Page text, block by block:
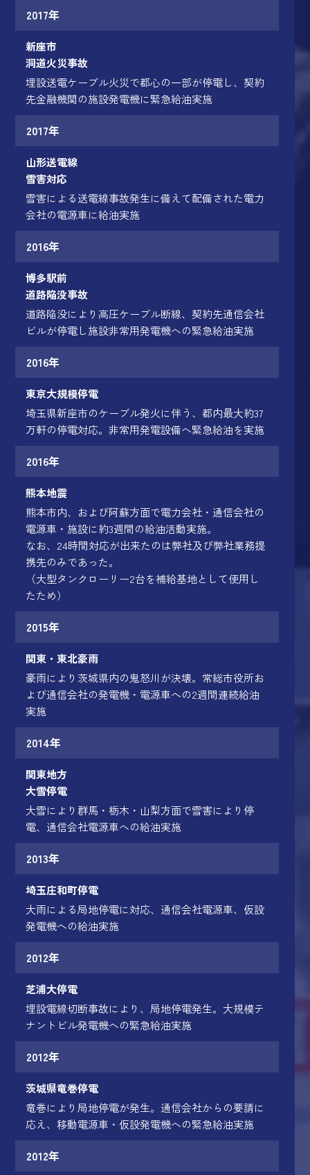
2017年
新座市
洞道火災事故
埋設送電ケーブル火災で都心の一部が停電し、契約
先金融機関の施設発電機に緊急給油実施
2017年
山形送電線
雪害対応
雪害による送電線事故発生に備えて配備された電力
会社の電源車に給油実施
2016年
博多駅前
道路陥没事故
道路陥没により高圧ケーブル断線、契約先通信会社
ビルが停電し施設非常用発電機への緊急給油実施
2016年
東京大規模停電
埼玉県新座市のケーブル発火に伴う、都内最大約37
万軒の停電対応。非常用発電設備へ緊急給油を実施
2016年
熊本地震
熊本市内、および阿蘇方面で電力会社・通信会社の
電源車・施設に約3週間の給油活動実施。
なお、24時間対応が出来たのは弊社及び弊社業務提
携先のみであった。
（大型タンクローリー2台を補給基地として使用し
たため）
2015年
関東・東北豪雨
豪雨により茨城県内の鬼怒川が決壊。常総市役所お
よび通信会社の発電機・電源車への2週間連続給油
実施
2014年
関東地方
大雪停電
大雪により群馬・栃木・山梨方面で雪害により停
電、通信会社電源車への給油実施
2013年
埼玉庄和町停電
大雨による局地停電に対応、通信会社電源車、仮設
発電機への給油実施
2012年
芝浦大停電
埋設電線切断事故により、局地停電発生。大規模テ
ナントビル発電機への緊急給油実施
2012年
茨城県竜巻停電
竜巻により局地停電が発生。通信会社からの要請に
応え、移動電源車・仮設発電機への緊急給油実施
2012年